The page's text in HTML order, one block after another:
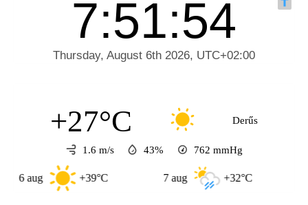
+27°C Derűs
1.6 m/s 43% 762 mmHg
+39°C +32°C